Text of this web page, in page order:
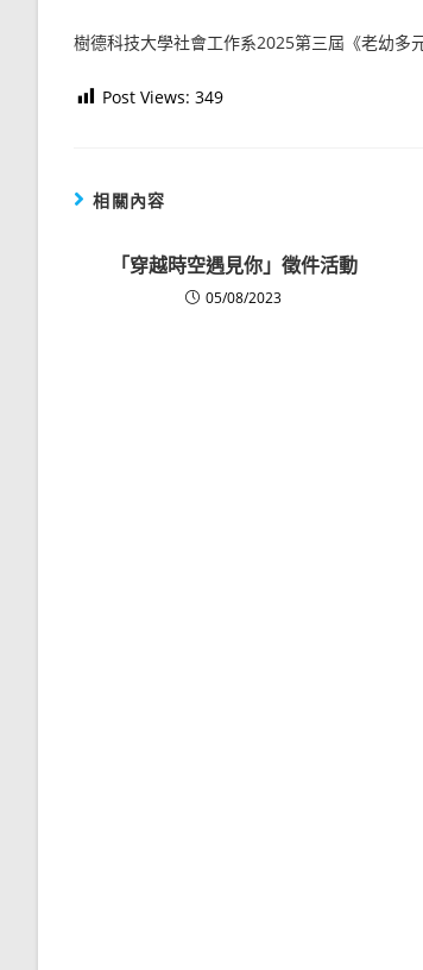
樹德科技大學社會工作系2025第三屆《老幼多
Post Views: 349
相關內容
「穿越時空遇見你」徵件活動
05/08/2023